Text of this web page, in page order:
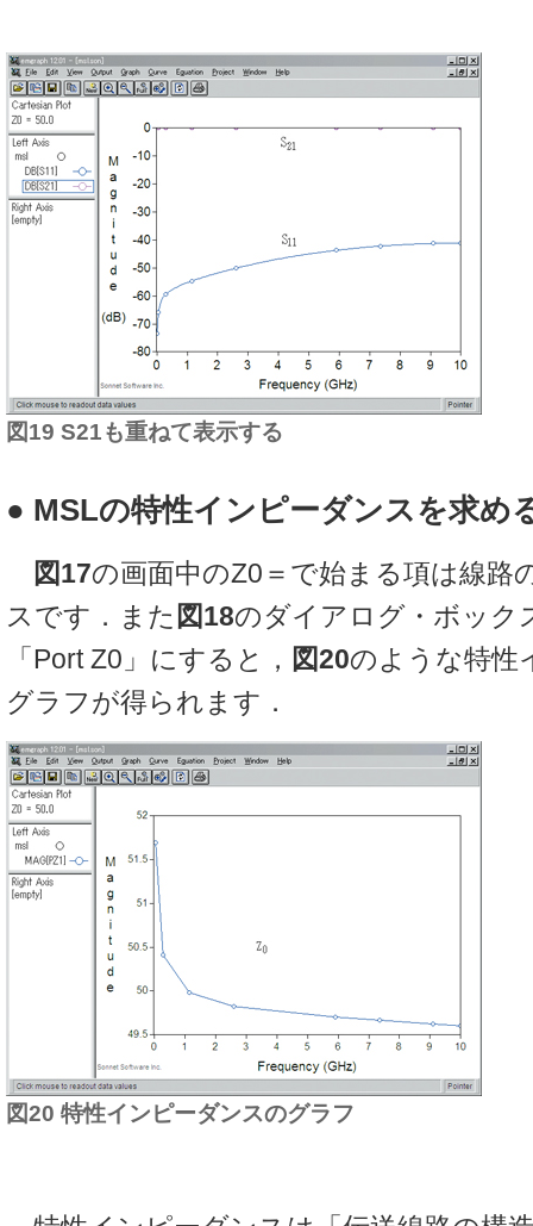
図19 S21も重ねて表示する
● MSLの特性インピーダンスを求め
図17の画面中のZ0＝で始まる項は線路
スです．また 図18のダイアログ・ボック
「Port Z0」にすると， 図20のような特性
グラフが得られます．
図20 特性インピーダンスのグラフ